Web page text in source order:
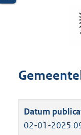
02-01-2025